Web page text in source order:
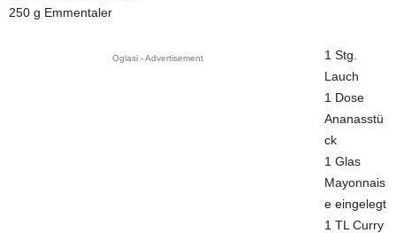
250 g Emmentaler
Oglasi - Advertisement
1 Stg.
Lauch
1 Dose
Ananasstü
ck
1 Glas
Mayonnais
e eingelegt
1 TL Curry